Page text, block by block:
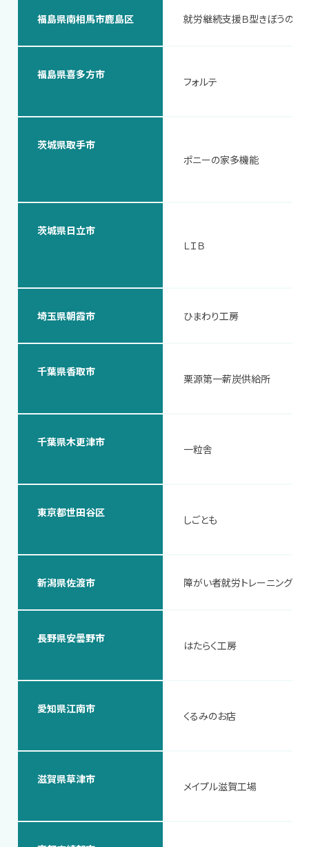
福島県南相馬市鹿島区 就労継続支援Ｂ型きぼうのあ
福島県喜多方市
フォルテ
茨城県取手市
ポニーの家多機能
茨城県日立市
ＬＩＢ
埼玉県朝霞市 ひまわり工房
千葉県香取市
栗源第一薪炭供給所
千葉県木更津市
一粒舎
東京都世田谷区
しごとも
新潟県佐渡市 障がい者就労トレーニングフ
長野県安曇野市
はたらく工房
愛知県江南市
くるみのお店
滋賀県草津市
メイプル滋賀工場